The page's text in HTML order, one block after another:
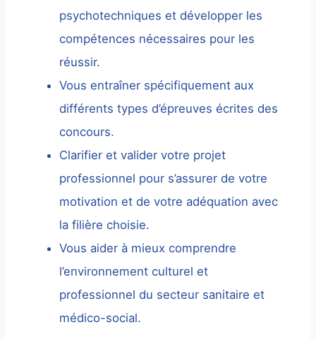
psychotechniques et développer les
compétences nécessaires pour les
réussir.
Vous entraîner spécifiquement aux
différents types d’épreuves écrites des
concours.
Clarifier et valider votre projet
professionnel pour s’assurer de votre
motivation et de votre adéquation avec
la filière choisie.
Vous aider à mieux comprendre
l’environnement culturel et
professionnel du secteur sanitaire et
médico-social.